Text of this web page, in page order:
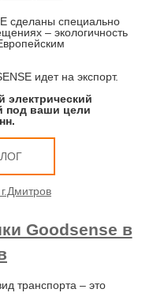
сделаны специально
– экологичность
идет на экспорт.
под ваши цели
Goodsense в
транспорта – это